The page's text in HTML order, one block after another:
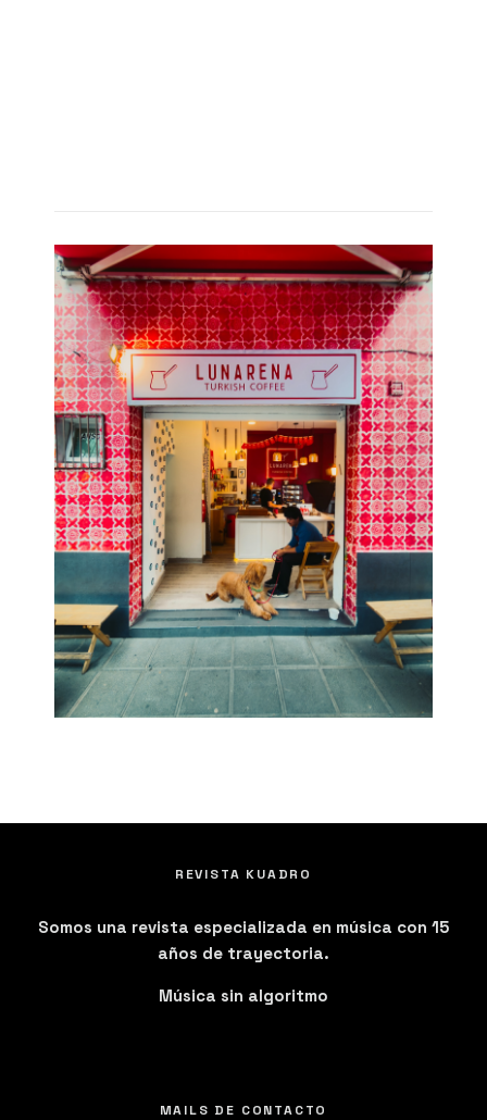
REVISTA KUADRO
Somos una revista especializada en música con 15
años de trayectoria.
Música sin algoritmo
MAILS DE CONTACTO